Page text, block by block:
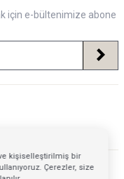
için e-bültenimize abone
kişiselleştirilmiş bir
Çerezler, size